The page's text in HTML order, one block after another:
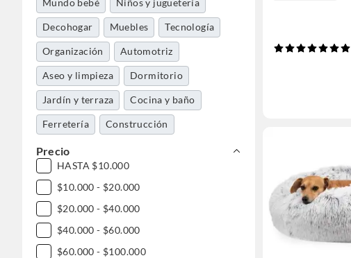
Mundo bebé Niños y juguetería
Decohogar Muebles Tecnología
Organización Automotriz
Aseo y limpieza Dormitorio
Jardín y terraza Cocina y baño
Ferretería Construcción
Herramientas y máquinas
Accesorios moda
Pasatiempos
Precio
HASTA $10.000
$10.000 - $20.000
$20.000 - $40.000
$40.000 - $60.000
$60.000 - $100.000